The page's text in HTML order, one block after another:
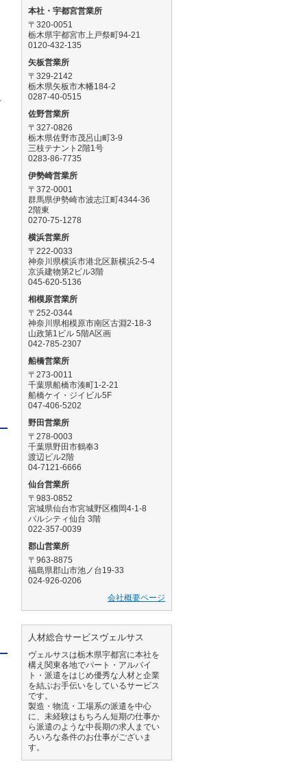
本社・宇都宮営業所
〒320-0051
栃木県宇都宮市上戸祭町94-21
0120-432-135
矢板営業所
〒329-2142
栃木県矢板市木幡184-2
0287-40-0515
佐野営業所
〒327-0826
栃木県佐野市茂呂山町3-9
三枝テナント2階1号
0283-86-7735
伊勢崎営業所
〒372-0001
群馬県伊勢崎市波志江町4344-36
2階東
0270-75-1278
横浜営業所
〒222-0033
神奈川県横浜市港北区新横浜2-5-4
京浜建物第2ビル3階
045-620-5136
相模原営業所
〒252-0344
神奈川県相模原市南区古淵2-18-3
山政第1ビル 5階A区画
042-785-2307
船橋営業所
〒273-0011
千葉県船橋市湊町1-2-21
船橋ケイ・ジイビル5F
047-406-5202
野田営業所
〒278-0003
千葉県野田市鶴奉3
渡辺ビル2階
04-7121-6666
仙台営業所
〒983-0852
宮城県仙台市宮城野区榴岡4-1-8
パルシティ仙台 3階
022-357-0039
郡山営業所
〒963-8875
福島県郡山市池ノ台19-33
024-926-0206
会社概要ページ
人材総合サービスヴェルサス
ヴェルサスは栃木県宇都宮に本社を
構え関東各地でパート・アルバイ
ト・派遣をはじめ優秀な人材と企業
を結ぶお手伝いをしているサービス
です。
製造・物流・工場系の派遣を中心
に、未経験はもちろん短期の仕事か
ら派遣のような中長期の求人までい
ろいろな条件のお仕事がございま
す。